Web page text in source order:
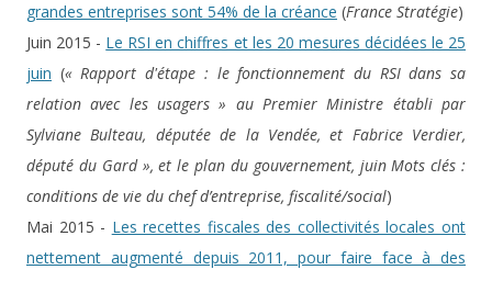
grandes entreprises sont 54% de la créance (France Stratégie)
Juin 2015 - Le RSI en chiffres et les 20 mesures décidées le 25
juin (« Rapport d'étape : le fonctionnement du RSI dans sa
relation avec les usagers » au Premier Ministre établi par
Sylviane Bulteau, députée de la Vendée, et Fabrice Verdier,
député du Gard », et le plan du gouvernement, juin Mots clés :
conditions de vie du chef d’entreprise, fiscalité/social)
Mai 2015 - Les recettes fiscales des collectivités locales ont
nettement augmenté depuis 2011, pour faire face à des